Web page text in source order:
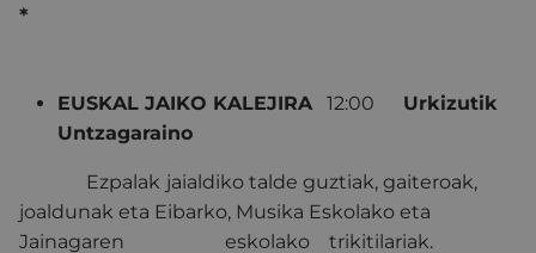
*
EUSKAL JAIKO KALEJIRA 12:00 Urkizutik
Untzagaraino
Ezpalak jaialdiko talde guztiak, gaiteroak,
joaldunak eta Eibarko, Musika Eskolako eta
Jainagaren eskolako trikitilariak.